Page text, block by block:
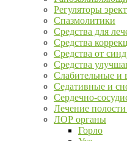
Регуляторы
Спазмолитики
Средства для
Средства
Средства от
Средства
Слабительные и
Седативные и
Сердечно-
Лечение полости
ЛОР органы
Горло